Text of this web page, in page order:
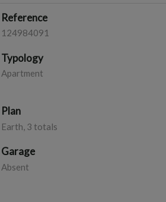
Reference
124984091
Typology
Apartment
Plan
Earth, 3 totals
Garage
Absent